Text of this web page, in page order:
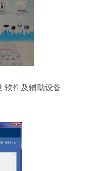
软件及辅助设备